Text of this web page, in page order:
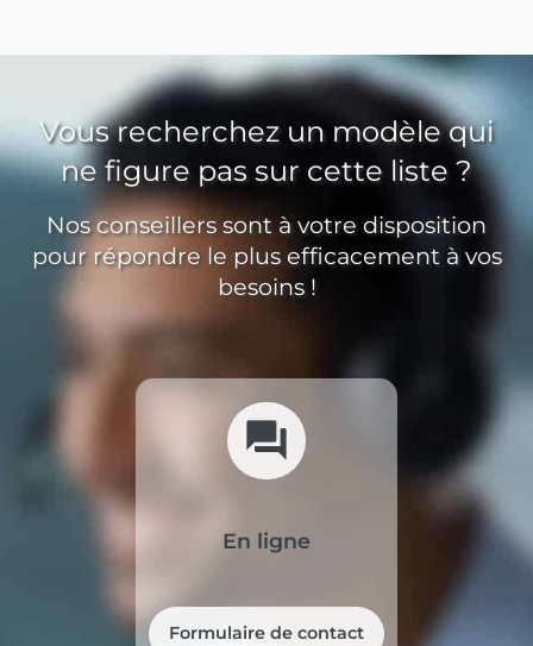
Vous recherchez un modèle qui
ne figure pas sur cette liste ?
Nos conseillers sont à votre disposition
pour répondre le plus efficacement à vos
besoins !
forum
En ligne
Formulaire de contact